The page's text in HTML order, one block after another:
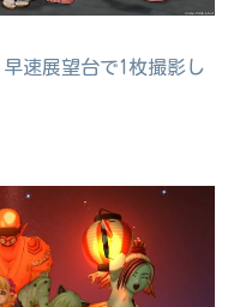
速展望台で1枚撮影し